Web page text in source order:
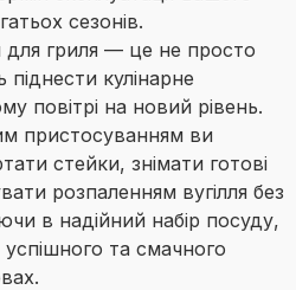
сезонів.
для гриля — це не просто
піднести кулінарне
повітрі на новий рівень.
пристосуванням ви
стейки, знімати готові
розпаленням вугілля без
в надійний набір посуду,
та смачного